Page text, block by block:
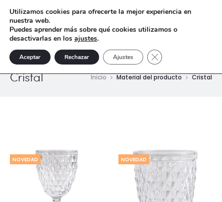
Cristal Inicio Material del producto Cristal
NOVEDAD NOVEDAD
Utilizamos cookies para ofrecerte la mejor experiencia en
nuestra web.
Puedes aprender más sobre qué cookies utilizamos o
desactivarlas en los ajustes.
Aceptar Rechazar Ajustes Cerrar el banner de